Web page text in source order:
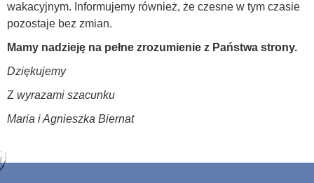
wakacyjnym. Informujemy również, że czesne w tym czasie
pozostaje bez zmian.
Mamy nadzieję na pełne zrozumienie z Państwa strony.
Dziękujemy
Z wyrazami szacunku
Maria i Agnieszka Biernat